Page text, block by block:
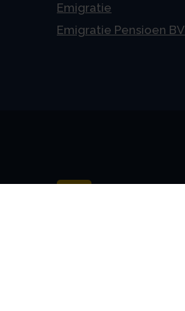
Emigratie
Emigratie Pensioen BV